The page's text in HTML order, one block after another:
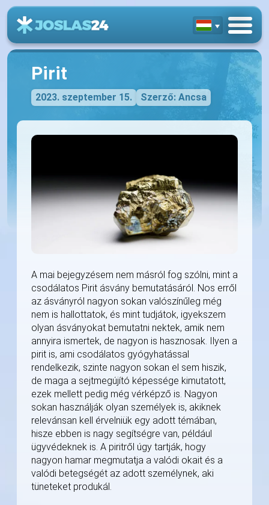
Pirit
2023. szeptember 15. Szerző: Ancsa
A mai bejegyzésem nem másról fog szólni, mint a
csodálatos Pirit ásvány bemutatásáról. Nos erről
az ásványról nagyon sokan valószínűleg még
nem is hallottatok, és mint tudjátok, igyekszem
olyan ásványokat bemutatni nektek, amik nem
annyira ismertek, de nagyon is hasznosak. Ilyen a
pirit is, ami csodálatos gyógyhatással
rendelkezik, szinte nagyon sokan el sem hiszik,
de maga a sejtmegújító képessége kimutatott,
ezek mellett pedig még vérképző is. Nagyon
sokan használják olyan személyek is, akiknek
relevánsan kell érvelniük egy adott témában,
hisze ebben is nagy segítségre van, például
ügyvédeknek is. A piritről úgy tartják, hogy
nagyon hamar megmutatja a valódi okait és a
valódi betegségét az adott személynek, aki
tüneteket produkál.